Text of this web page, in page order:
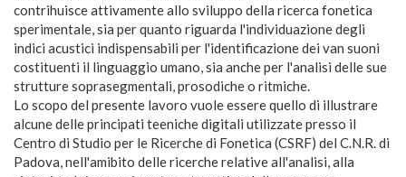
contrihuisce attivamente allo sviluppo della ricerca fonetica
sperimentale, sia per quanto riguarda l'individuazione degli
indici acustici indispensabili per l'identificazione dei van suoni
costituenti il linguaggio umano, sia anche per l'analisi delle sue
strutture soprasegmentali, prosodiche o ritmiche.
Lo scopo del presente lavoro vuole essere quello di illustrare
alcune delle principati teeniche digitali utilizzate presso il
Centro di Studio per le Ricerche di Fonetica (CSRF) del C.N.R. di
Padova, nell'amibito delle ricerche relative all'analisi, alla